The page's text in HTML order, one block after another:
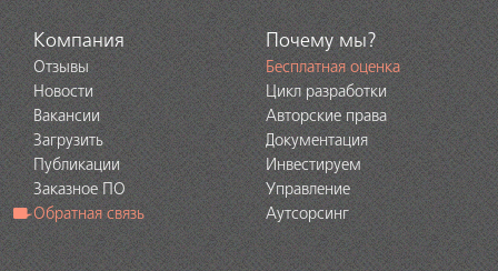
Компания
Отзывы
Новости
Вакансии
Загрузить
Публикации
Заказное ПО
Обратная связь
Почему мы?
Бесплатная оценка
Цикл разработки
Авторские права
Документация
Инвестируем
Управление
Аутсорсинг